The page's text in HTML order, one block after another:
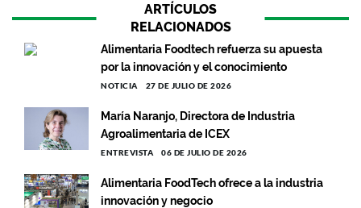
ARTÍCULOS
RELACIONADOS
Alimentaria Foodtech refuerza su apuesta
por la innovación y el conocimiento
NOTICIA 27 DE JULIO DE 2026
María Naranjo, Directora de Industria
Agroalimentaria de ICEX
ENTREVISTA 06 DE JULIO DE 2026
Alimentaria FoodTech ofrece a la industria
innovación y negocio